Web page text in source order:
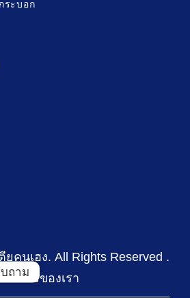
ระบอก
ยคุนเฮง. All Rights Reserved .
ยบายของเรา
ถาม